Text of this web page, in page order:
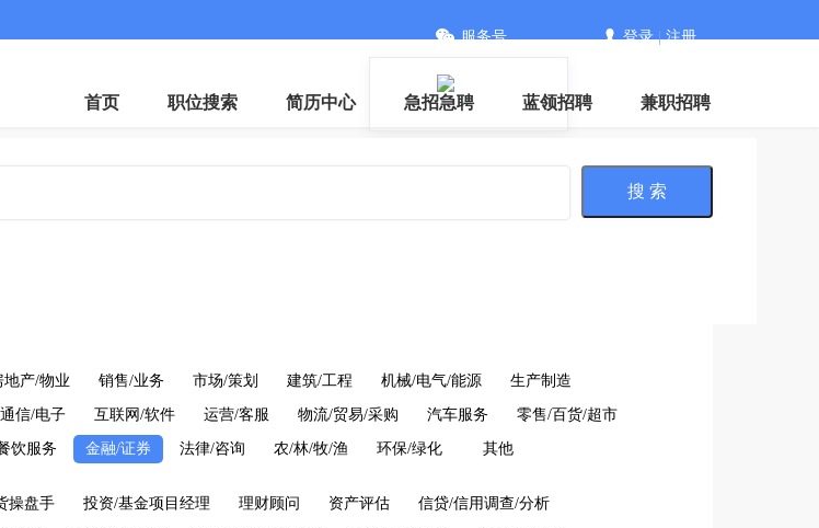
服务号 登录|注册
首页 职位搜索 简历中心 急招急聘 蓝领招聘 兼职招聘
搜 索
地产/物业 销售/业务 市场/策划 建筑/工程 机械/电气/能源 生产制造
通信/电子 互联网/软件 运营/客服 物流/贸易/采购 汽车服务 零售/百货/超市
饮服务 金融/证券 法律/咨询 农/林/牧/渔 环保/绿化 其他
操盘手 投资/基金项目经理 理财顾问 资产评估 信贷/信用调查/分析